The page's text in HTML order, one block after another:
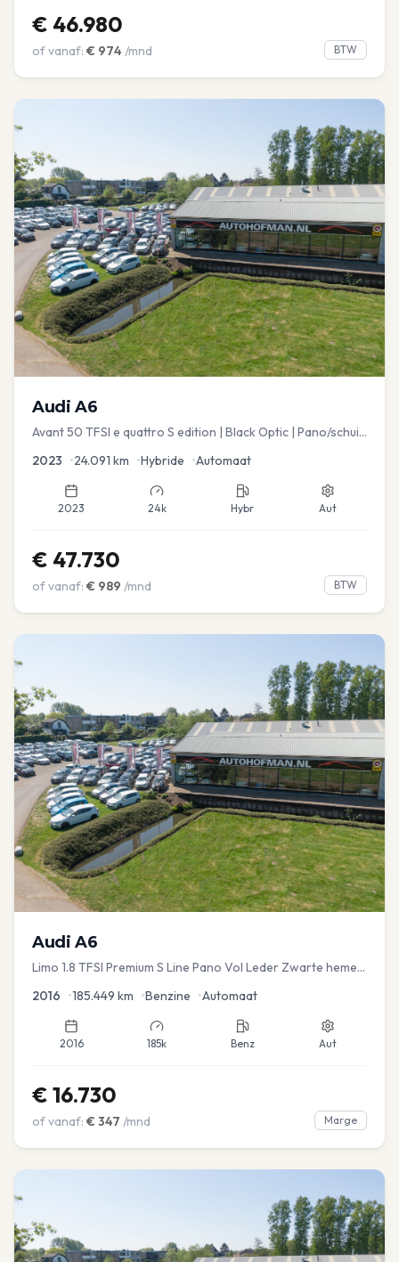
€ 46.980
of vanaf: € 974 /mnd BTW
Audi A6
Avant 50 TFSI e quattro S edition | Black Optic | Pano/schuif
2023 •24.091 km •Hybride •Automaat
2023 24k Hybr Aut
€ 47.730
of vanaf: € 989 /mnd BTW
Audi A6
Limo 1.8 TFSI Premium S Line Pano Vol Leder Zwarte hemel
2016 •185.449 km •Benzine •Automaat
2016 185k Benz Aut
€ 16.730
of vanaf: € 347 /mnd Marge